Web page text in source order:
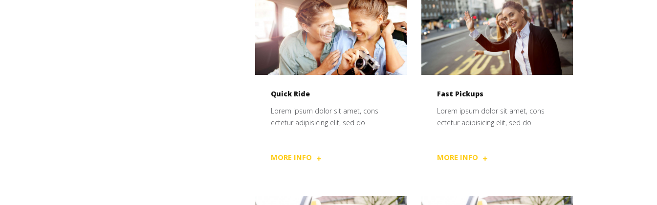
Quick Ride
Lorem ipsum dolor sit amet, cons
ectetur adipisicing elit, sed do
MORE INFO
Fast Pickups
Lorem ipsum dolor sit amet, cons
ectetur adipisicing elit, sed do
MORE INFO